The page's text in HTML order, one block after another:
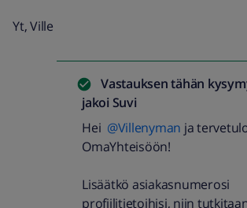
Yt, Ville
Vastauksen tähän
jakoi Suvi
Hei @Villenyman ja
OmaYhteisöön!
Lisäätkö asiakasnumerosi
profiilitietoihisi, niin